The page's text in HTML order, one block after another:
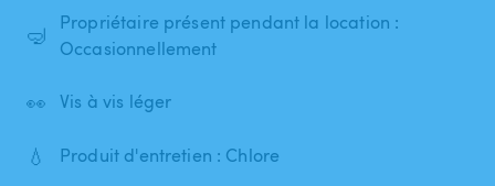
🤿
Propriétaire présent pendant la location :
Occasionnellement
👀 Vis à vis léger
💧 Produit d'entretien : Chlore